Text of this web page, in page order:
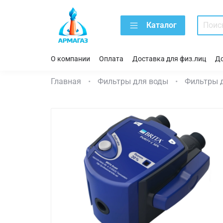
Каталог
О компании Оплата Доставка для физ.лиц
Главная Фильтры для воды Фильтры